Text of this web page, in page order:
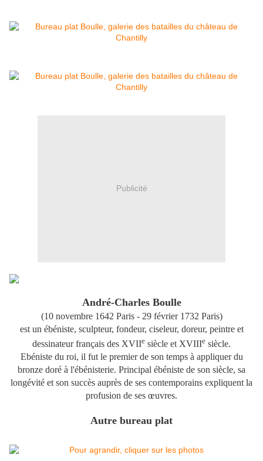
Publicité
André-Charles Boulle
(10 novembre 1642 Paris - 29 février 1732 Paris)
est un ébéniste, sculpteur, fondeur, ciseleur, doreur, peintre et
dessinateur français des XVIIe siècle et XVIIIe siècle.
Ebéniste du roi, il fut le premier de son temps à appliquer du
bronze doré à l'ébénisterie. Principal ébéniste de son siècle, sa
longévité et son succès auprès de ses contemporains expliquent la
profusion de ses œuvres.
Autre bureau plat